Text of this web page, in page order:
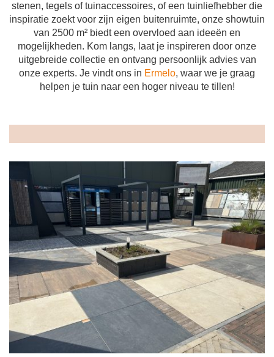
stenen, tegels of tuinaccessoires, of een tuinliefhebber die
inspiratie zoekt voor zijn eigen buitenruimte, onze showtuin
van 2500 m² biedt een overvloed aan ideeën en
mogelijkheden. Kom langs, laat je inspireren door onze
uitgebreide collectie en ontvang persoonlijk advies van
onze experts. Je vindt ons in Ermelo, waar we je graag
helpen je tuin naar een hoger niveau te tillen!